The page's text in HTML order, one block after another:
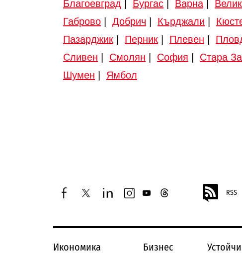
Благоевград Бургас Варна
Габрово
Добрич Кърджали
Пазарджик
Перник Плевен
Сливен
Смолян София Стара
Шумен
Ямбол
facebooktwitterlinkedininstagram
youtubethreads RSS
Икономика Бизнес